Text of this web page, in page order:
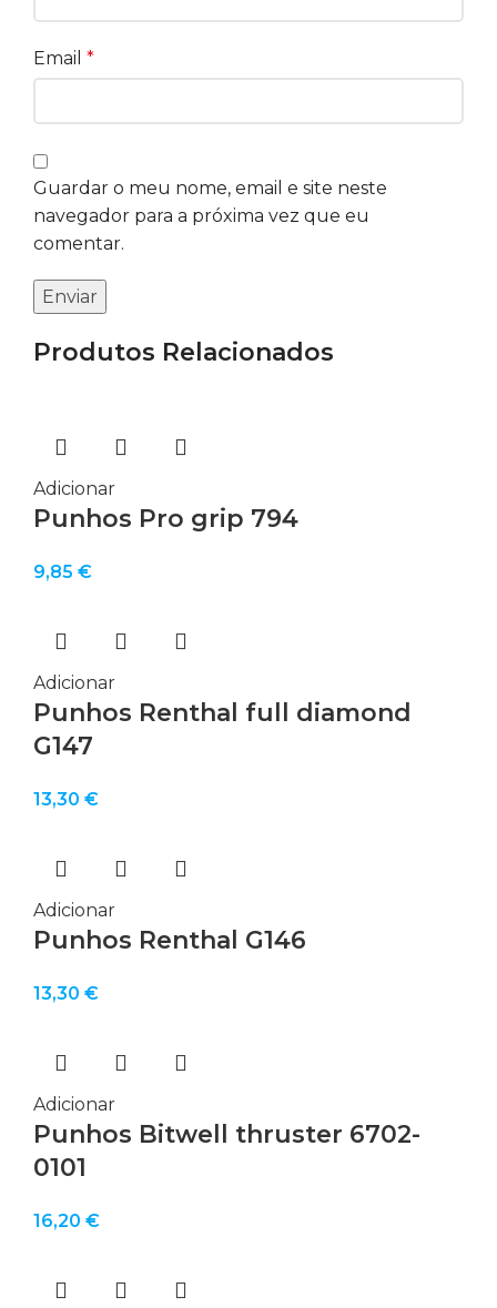
Email *
Guardar o meu nome, email e site neste
navegador para a próxima vez que eu
comentar.
Produtos Relacionados
Adicionar
Punhos Pro grip 794
9,85 €
Adicionar
Punhos Renthal full diamond
G147
13,30 €
Adicionar
Punhos Renthal G146
13,30 €
Adicionar
Punhos Bitwell thruster 6702-
0101
16,20 €